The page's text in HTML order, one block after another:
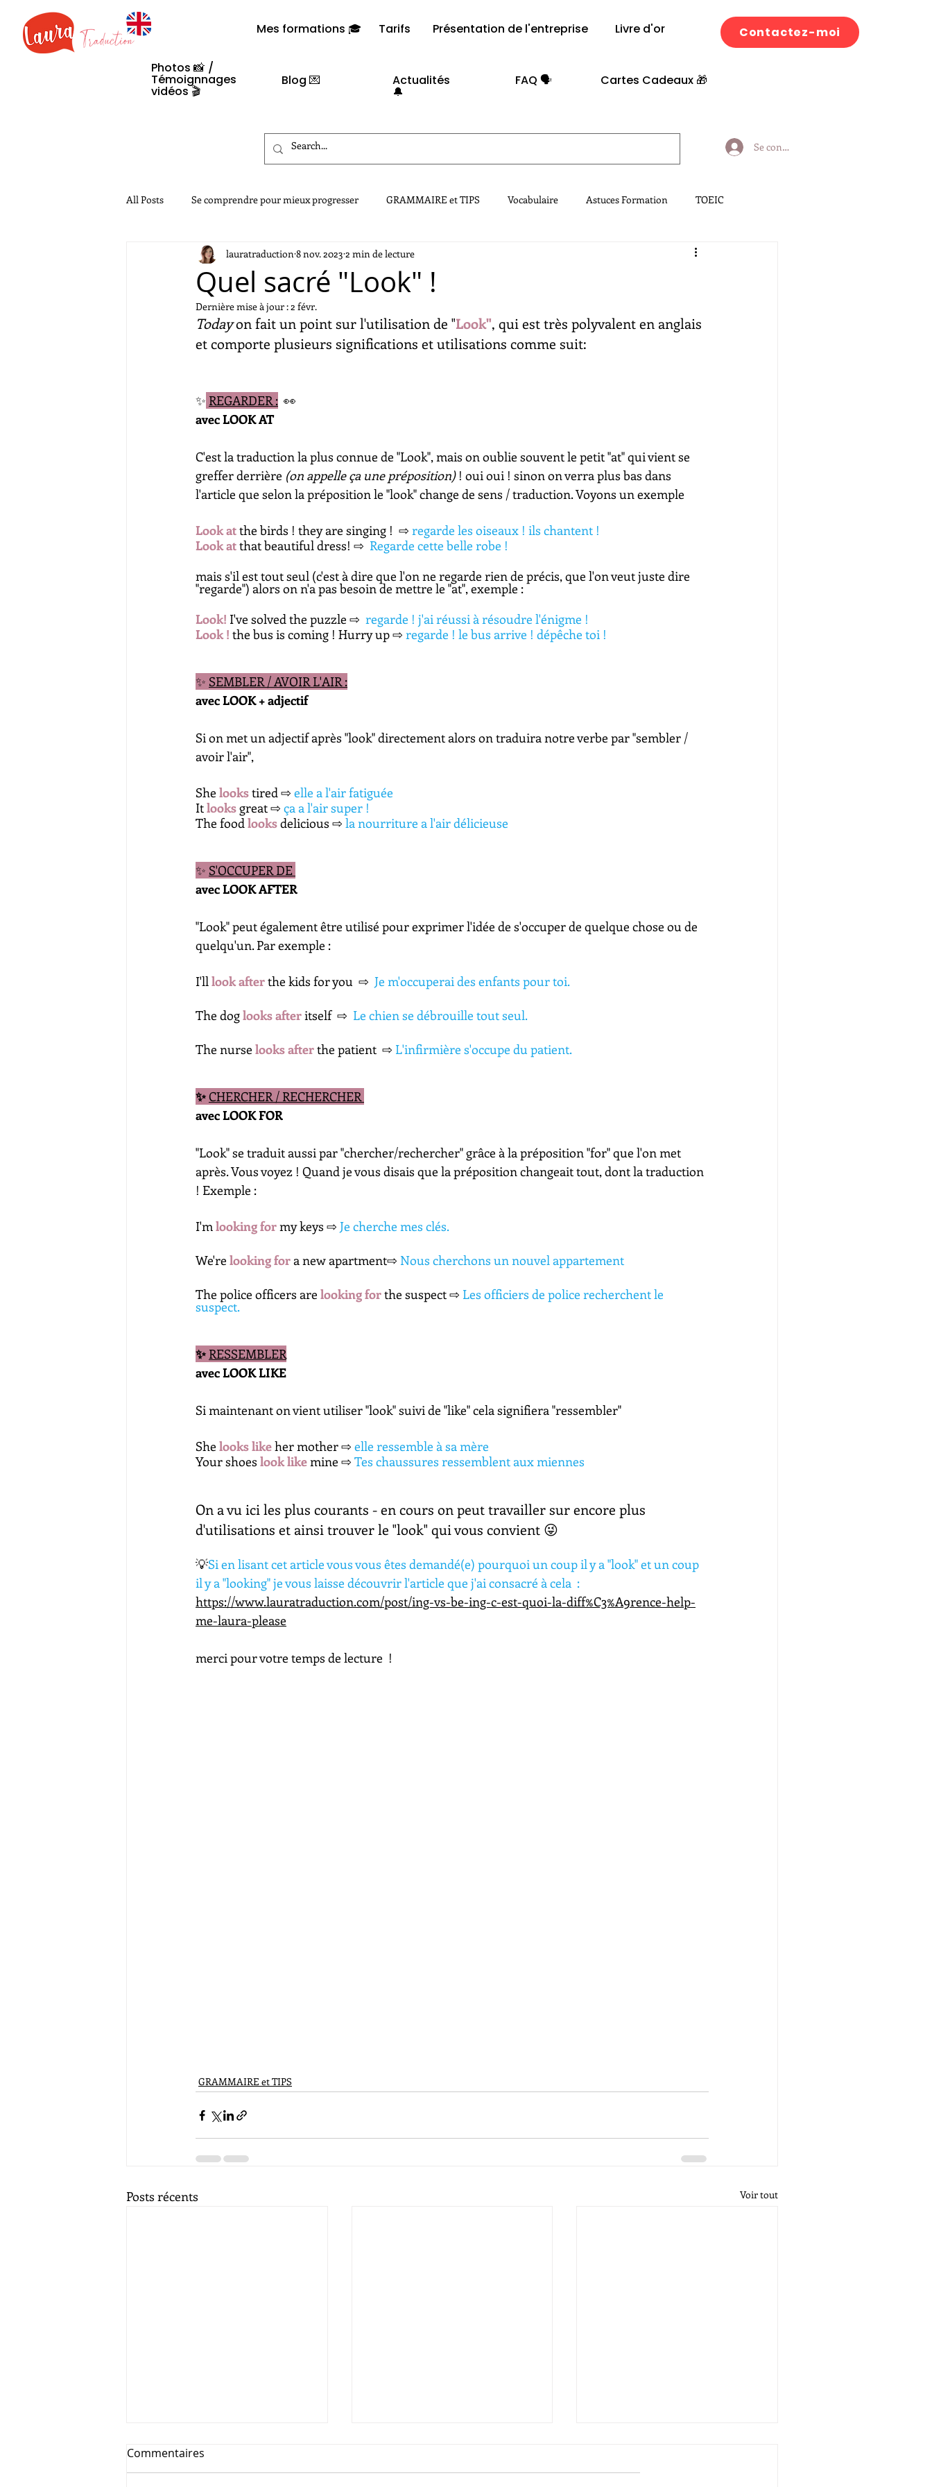
Mes formations 🎓 Tarifs Présentation de l'entreprise Livre d'or Contactez-moi
Photos 📸 /
Témoignnages
vidéos 🎬​
Blog 💌 Actualités
🔔
FAQ 🗣️​ Cartes Cadeaux 🎁​
Se connecter
All Posts Se comprendre pour mieux progresser GRAMMAIRE et TIPS Vocabulaire Astuces Formation TOEIC
Legislation
Quel sacré "Look" !
lauratraduction 8 nov. 2023 2 min de lecture
Dernière mise à jour :2 févr.
Today on fait un point sur l'utilisation de "Look", qui est très polyvalent en anglais
et comporte plusieurs significations et utilisations comme suit:
✨ REGARDER : 👀
avec LOOK AT
C'est la traduction la plus connue de "Look", mais on oublie souvent le petit "at" qui vient se
greffer derrière (on appelle ça une préposition) ! oui oui ! sinon on verra plus bas dans
l'article que selon la préposition le "look" change de sens / traduction. Voyons un exemple
Look at the birds ! they are singing ! ⇨ regarde les oiseaux ! ils chantent !
Look at that beautiful dress! ⇨ Regarde cette belle robe !
mais s'il est tout seul (c'est à dire que l'on ne regarde rien de précis, que l'on veut juste dire
"regarde") alors on n'a pas besoin de mettre le "at", exemple :
Look! I've solved the puzzle ⇨ regarde ! j'ai réussi à résoudre l'énigme !
Look ! the bus is coming ! Hurry up⇨ regarde ! le bus arrive ! dépêche toi !
✨ SEMBLER / AVOIR L'AIR :
avec LOOK + adjectif
Si on met un adjectif après "look" directement alors on traduira notre verbe par "sembler /
avoir l'air",
She looks tired ⇨ elle a l'air fatiguée
It looks great ⇨ ça a l'air super !
The foodlooks delicious ⇨ la nourriture a l'air délicieuse
✨ S'OCCUPER DE
avec LOOK AFTER
"Look" peut également être utilisé pour exprimer l'idée de s'occuper de quelque chose ou de
quelqu'un. Par exemple :
I'll look after the kids for you ⇨ Je m'occuperai des enfants pour toi.
The dog looksafteritself ⇨ Le chien se débrouille tout seul.
The nurse looksafter the patient ⇨ L'infirmière s'occupe du patient.
✨ CHERCHER / RECHERCHER
avec LOOK FOR
"Look" se traduit aussi par "chercher/rechercher" grâce à la préposition "for" que l'on met
après. Vous voyez ! Quand je vous disais que la préposition changeait tout, dont la traduction
! Exemple :
I'm looking formy keys ⇨ Je cherche mes clés.
We're looking fora new apartment⇨ Nous cherchons un nouvel appartement
The police officers are looking forthe suspect ⇨ Les officiers de police recherchent le
suspect.
✨ RESSEMBLER
avec LOOK LIKE
Si maintenant on vient utiliser "look" suivi de "like" cela signifiera "ressembler"
She looks like her mother ⇨ elle ressemble à sa mère
Your shoes look like mine ⇨ Tes chaussures ressemblent aux miennes
On a vu ici les plus courants - en cours on peut travailler sur encore plus
d'utilisations et ainsi trouver le "look" qui vous convient 😜
💡Si en lisant cet article vous vous êtes demandé(e) pourquoi un coup il y a "look" et un coup
il y a "looking" je vous laisse découvrir l'article que j'ai consacré à cela  :
https://www.lauratraduction.com/post/ing-vs-be-ing-c-est-quoi-la-diff%C3%A9rence-help-
me-laura-please
merci pour votre temps de lecture  !
GRAMMAIRE et TIPS
Posts récents Voir tout
Commentaires